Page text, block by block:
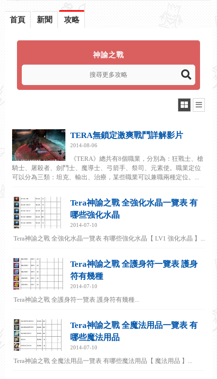
首頁 新聞 攻略
神諭之戰
TERA無鎖定激爽戰鬥詳解影片
2014-08-06
《TERA》總共有8個職業，分別為：狂戰士、槍
騎士、屠殺者、劍鬥士、魔導士、弓箭手、祭司、元素使。職業定位
可以分為三類：坦克、輸出、治療，某些職業可以兼職兩種定位。...
Tera神諭之戰 全強化水晶一覽表 有
哪些強化水晶
2014-07-10
Tera神諭之戰 全強化水晶一覽表 有哪些強化水晶【 LV1 強化水晶 】...
Tera神諭之戰 全護身符一覽表 護身
符有幾種
2014-07-10
Tera神諭之戰 全護身符一覽表 護身符有幾種...
Tera神諭之戰 全魔法用品一覽表 有
哪些魔法用品
2014-07-10
Tera神諭之戰 全魔法用品一覽表 有哪些魔法用品【 魔法用品 】...